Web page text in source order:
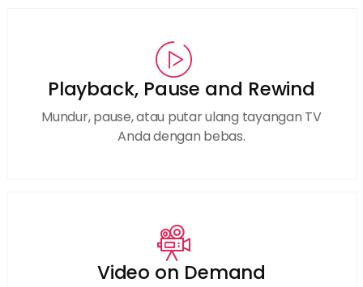
Playback, Pause and Rewind
Mundur, pause, atau putar ulang tayangan TV
Anda dengan bebas.
Video on Demand